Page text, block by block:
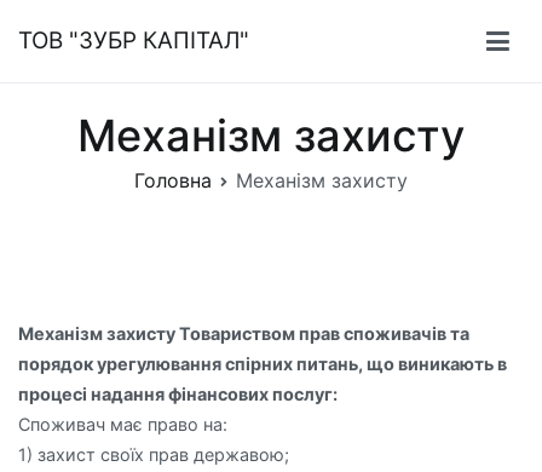
ТОВ "ЗУБР КАПІТАЛ"
Механізм захисту
Головна Механізм захисту
Механізм захисту Товариством прав споживачів та
порядок урегулювання спірних питань, що виникають в
процесі надання фінансових послуг:
Споживач має право на:
1) захист своїх прав державою;